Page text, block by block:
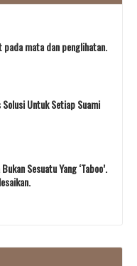
pada mata dan penglihatan.
Untuk Setiap Suami
Sesuatu Yang ‘Taboo’.